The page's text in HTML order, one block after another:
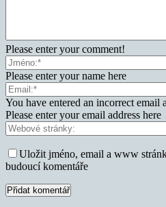
Please enter your comment!
Please enter your name here
You have entered an incorrect email
Please enter your email address here
Uložit jméno, email a www
budoucí komentáře